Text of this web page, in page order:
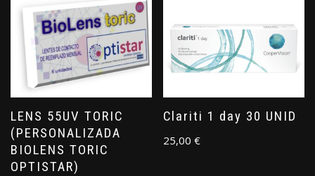
LENS 55UV TORIC
(PERSONALIZADA
BIOLENS TORIC
OPTISTAR)
Clariti 1 day 30 UNID
25,00€